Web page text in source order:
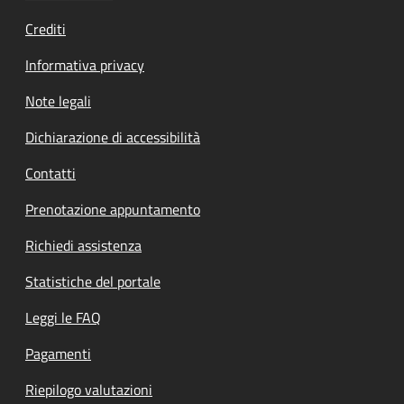
Crediti
Informativa privacy
Note legali
Dichiarazione di accessibilità
Contatti
Prenotazione appuntamento
Richiedi assistenza
Statistiche del portale
Leggi le FAQ
Pagamenti
Riepilogo valutazioni